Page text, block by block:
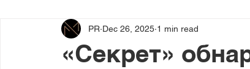
«Секрет»
PR Dec 26, 2025 1 min read